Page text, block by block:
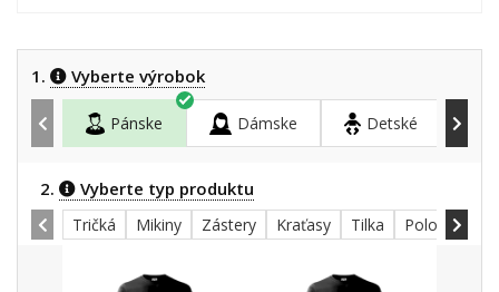
1. Vyberte výrobok
Pánske Dámske Detské
2. Vyberte typ produktu
Tričká Mikiny Zástery Kraťasy Tilka Polokošele